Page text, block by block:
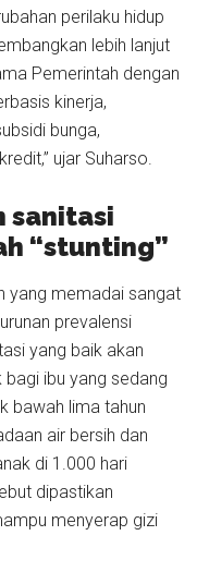
perilaku hidup
lebih lanjut
Pemerintah dengan
kinerja,
bunga,
ujar Suharso.
sanitasi
“stunting”
yang memadai sangat
prevalensi
yang baik akan
ibu yang sedang
bawah lima tahun
air bersih dan
di 1.000 hari
dipastikan
menyerap gizi